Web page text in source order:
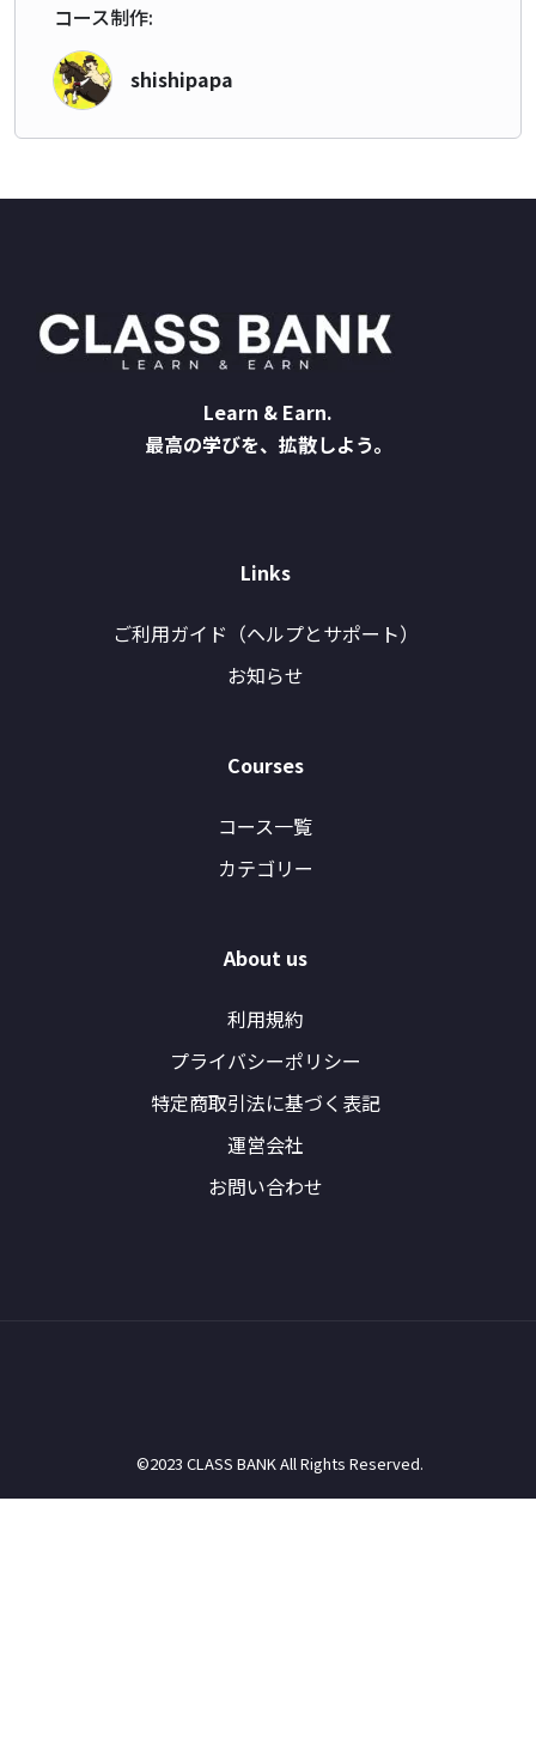
コース制作:
shishipapa
Learn & Earn.
最高の学びを、拡散しよう。
Links
ご利用ガイド（ヘルプとサポート）
お知らせ
Courses
コース一覧
カテゴリー
About us
利用規約
プライバシーポリシー
特定商取引法に基づく表記
運営会社
お問い合わせ
©2023 CLASS BANK All Rights Reserved.